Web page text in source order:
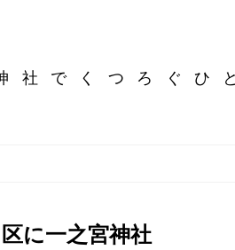
社でくつろぐ ひ
に一之宮神社